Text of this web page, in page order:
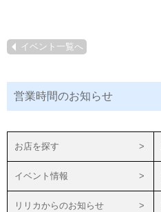
イベント一覧へ
営業時間のお知らせ
お店を探す
イベント情報
リリカからのお知らせ